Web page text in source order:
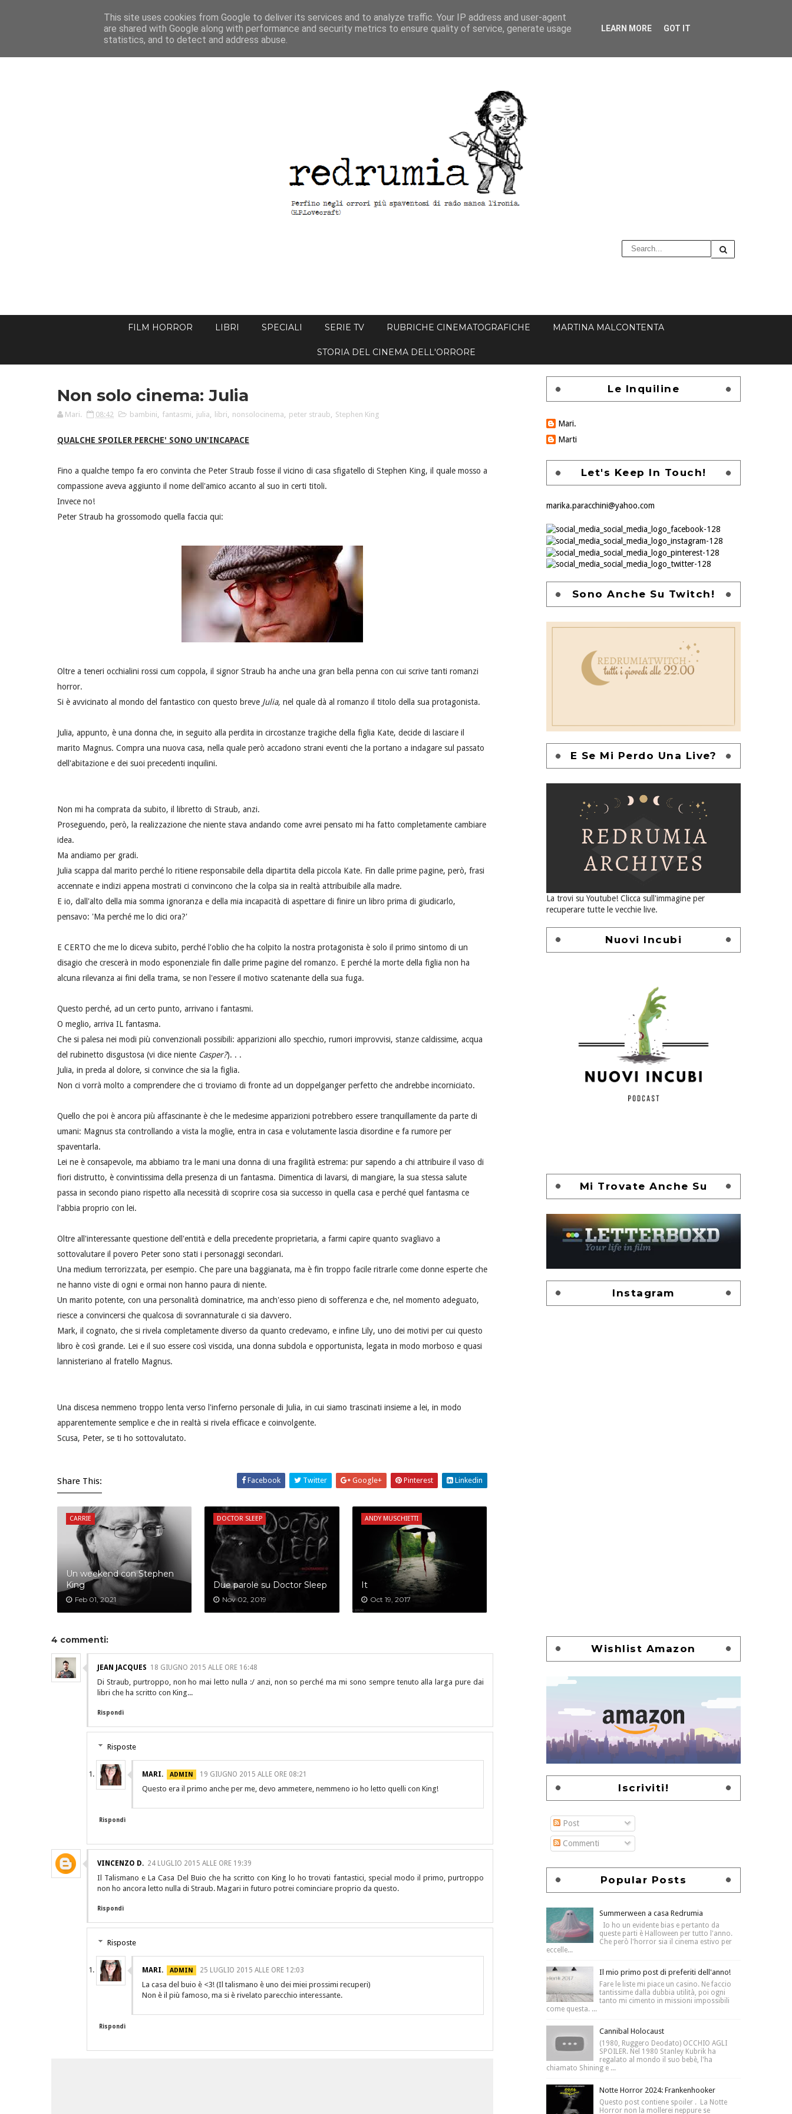
FILM HORROR LIBRI SPECIALI SERIE TV RUBRICHE CINEMATOGRAFICHE MARTINA MALCONTENTA
STORIA DEL CINEMA DELL'ORRORE
Non solo cinema: Julia
Mari. 08:42 bambini, fantasmi, julia, libri, nonsolocinema, peter straub, Stephen King
QUALCHE SPOILER PERCHE' SONO UN'INCAPACE
Fino a qualche tempo fa ero convinta che Peter Straub fosse il vicino di casa sfigatello di Stephen King, il quale mosso a
compassione aveva aggiunto il nome dell'amico accanto al suo in certi titoli.
Invece no!
Peter Straub ha grossomodo quella faccia qui:
Oltre a teneri occhialini rossi cum coppola, il signor Straub ha anche una gran bella penna con cui scrive tanti romanzi
horror.
Si è avvicinato al mondo del fantastico con questo breve Julia, nel quale dà al romanzo il titolo della sua protagonista.
Julia, appunto, è una donna che, in seguito alla perdita in circostanze tragiche della figlia Kate, decide di lasciare il
marito Magnus. Compra una nuova casa, nella quale però accadono strani eventi che la portano a indagare sul passato
dell'abitazione e dei suoi precedenti inquilini.
Non mi ha comprata da subito, il libretto di Straub, anzi.
Proseguendo, però, la realizzazione che niente stava andando come avrei pensato mi ha fatto completamente cambiare
idea.
Ma andiamo per gradi.
Julia scappa dal marito perché lo ritiene responsabile della dipartita della piccola Kate. Fin dalle prime pagine, però, frasi
accennate e indizi appena mostrati ci convincono che la colpa sia in realtà attribuibile alla madre.
E io, dall'alto della mia somma ignoranza e della mia incapacità di aspettare di finire un libro prima di giudicarlo,
pensavo: 'Ma perché me lo dici ora?'
E CERTO che me lo diceva subito, perché l'oblio che ha colpito la nostra protagonista è solo il primo sintomo di un
disagio che crescerà in modo esponenziale fin dalle prime pagine del romanzo. E perché la morte della figlia non ha
alcuna rilevanza ai fini della trama, se non l'essere il motivo scatenante della sua fuga.
Questo perché, ad un certo punto, arrivano i fantasmi.
O meglio, arriva IL fantasma.
Che si palesa nei modi più convenzionali possibili: apparizioni allo specchio, rumori improvvisi, stanze caldissime, acqua
del rubinetto disgustosa (vi dice niente Casper?). . .
Julia, in preda al dolore, si convince che sia la figlia.
Non ci vorrà molto a comprendere che ci troviamo di fronte ad un doppelganger perfetto che andrebbe incorniciato.
Quello che poi è ancora più affascinante è che le medesime apparizioni potrebbero essere tranquillamente da parte di
umani: Magnus sta controllando a vista la moglie, entra in casa e volutamente lascia disordine e fa rumore per
spaventarla.
Lei ne è consapevole, ma abbiamo tra le mani una donna di una fragilità estrema: pur sapendo a chi attribuire il vaso di
fiori distrutto, è convintissima della presenza di un fantasma. Dimentica di lavarsi, di mangiare, la sua stessa salute
passa in secondo piano rispetto alla necessità di scoprire cosa sia successo in quella casa e perché quel fantasma ce
l'abbia proprio con lei.
Oltre all'interessante questione dell'entità e della precedente proprietaria, a farmi capire quanto svagliavo a
sottovalutare il povero Peter sono stati i personaggi secondari.
Una medium terrorizzata, per esempio. Che pare una baggianata, ma è fin troppo facile ritrarle come donne esperte che
ne hanno viste di ogni e ormai non hanno paura di niente.
Un marito potente, con una personalità dominatrice, ma anch'esso pieno di sofferenza e che, nel momento adeguato,
riesce a convincersi che qualcosa di sovrannaturale ci sia davvero.
Mark, il cognato, che si rivela completamente diverso da quanto credevamo, e infine Lily, uno dei motivi per cui questo
libro è così grande. Lei e il suo essere così viscida, una donna subdola e opportunista, legata in modo morboso e quasi
lannisteriano al fratello Magnus.
Una discesa nemmeno troppo lenta verso l'inferno personale di Julia, in cui siamo trascinati insieme a lei, in modo
apparentemente semplice e che in realtà si rivela efficace e coinvolgente.
Scusa, Peter, se ti ho sottovalutato.
Share This: Facebook Twitter Google+ Pinterest Linkedin
CARRIE
Un weekend con Stephen
King
Feb 01, 2021
DOCTOR SLEEP
Due parole su Doctor Sleep
Nov 02, 2019
ANDY MUSCHIETTI
It
Oct 19, 2017
4 commenti:
JEAN JACQUES 18 GIUGNO 2015 ALLE ORE 16:48
Di Straub, purtroppo, non ho mai letto nulla :/ anzi, non so perché ma mi sono sempre tenuto alla larga pure dai
libri che ha scritto con King...
Rispondi
Risposte
MARI. 19 GIUGNO 2015 ALLE ORE 08:21
Questo era il primo anche per me, devo ammetere, nemmeno io ho letto quelli con King!
Rispondi
VINCENZO D. 24 LUGLIO 2015 ALLE ORE 19:39
Il Talismano e La Casa Del Buio che ha scritto con King lo ho trovati fantastici, special modo il primo, purtroppo
non ho ancora letto nulla di Straub. Magari in futuro potrei cominciare proprio da questo.
Rispondi
Risposte
MARI. 25 LUGLIO 2015 ALLE ORE 12:03
La casa del buio è <3! (Il talismano è uno dei miei prossimi recuperi)
Non è il più famoso, ma si è rivelato parecchio interessante.
Rispondi
Le Inquiline
Mari.
Marti
Let's Keep In Touch!
marika.paracchini@yahoo.com
Sono Anche Su Twitch!
E Se Mi Perdo Una Live?
La trovi su Youtube! Clicca sull'immagine per
recuperare tutte le vecchie live.
Nuovi Incubi
Mi Trovate Anche Su
Instagram
Wishlist Amazon
Iscriviti!
Post
Commenti
Popular Posts
Summerween a casa Redrumia
Io ho un evidente bias e pertanto da
queste parti è Halloween per tutto l'anno.
Che però l'horror sia il cinema estivo per
eccelle...
Il mio primo post di preferiti dell'anno!
Fare le liste mi piace un casino. Ne faccio
tantissime dalla dubbia utilità, poi ogni
tanto mi cimento in missioni impossibili
come questa. ...
Cannibal Holocaust
(1980, Ruggero Deodato) OCCHIO AGLI
SPOILER. Nel 1980 Stanley Kubrik ha
regalato al mondo il suo bebè, l'ha
chiamato Shining e ...
Notte Horror 2024: Frankenhooker
Questo post contiene spoiler . La Notte
Horror non la mollerei neppure se
This site uses cookies from Google to deliver its services and to analyze traffic. Your IP address and user-agent
are shared with Google along with performance and security metrics to ensure quality of service, generate usage
statistics, and to detect and address abuse.
LEARN MORE GOT IT